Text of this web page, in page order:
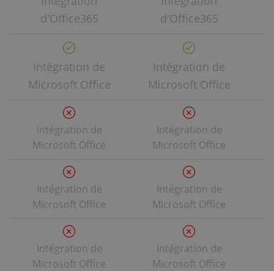
d'Office365
d'Office365
Intégration de
Microsoft Office
Intégration de
Microsoft Office
Intégration de
Microsoft Office
Intégration de
Microsoft Office
Intégration de
Microsoft Office
Intégration de
Microsoft Office
Intégration de
Microsoft Office
Intégration de
Microsoft Office